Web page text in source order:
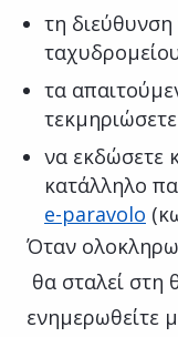
τη
τα
να εκδώσετε
κατάλληλο
e-paravolo
Όταν
θα σταλεί στη
ενημερωθείτε